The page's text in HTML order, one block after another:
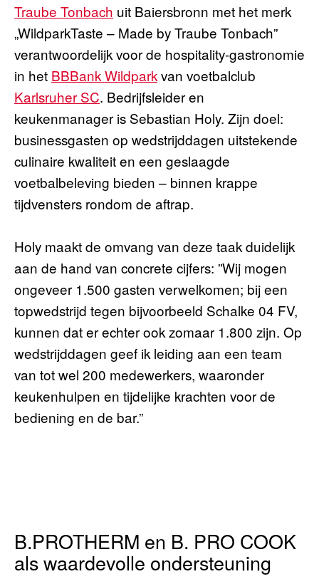
Traube Tonbach uit Baiersbronn met het merk
„WildparkTaste – Made by Traube Tonbach”
verantwoordelijk voor de hospitality-gastronomie
in het BBBank Wildparkvan voetbalclub
Karlsruher SC. Bedrijfsleider en
keukenmanager is Sebastian Holy. Zijn doel:
businessgasten op wedstrijddagen uitstekende
culinaire kwaliteit en een geslaagde
voetbalbeleving bieden – binnen krappe
tijdvensters rondom de aftrap.
Holy maakt de omvang van deze taak duidelijk
aan de hand van concrete cijfers: ”Wij mogen
ongeveer 1.500 gasten verwelkomen; bij een
topwedstrijd tegen bijvoorbeeld Schalke 04 FV,
kunnen dat er echter ook zomaar 1.800 zijn. Op
wedstrijddagen geef ik leiding aan een team
van tot wel 200 medewerkers, waaronder
keukenhulpen en tijdelijke krachten voor de
bediening en de bar.”
B.PROTHERM en B. PRO COOK
als waardevolle ondersteuning